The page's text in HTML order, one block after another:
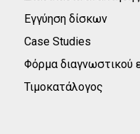
Εγγύηση δίσκων
Case Studies
Φόρμα διαγνωστικού
Τιμοκατάλογος